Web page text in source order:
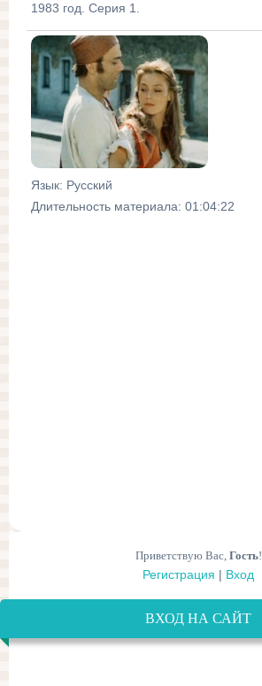
1983 год. Серия 1.
Язык: Русский
Длительность материала: 01:04:22
Приветствую Вас, Гость!
Регистрация | Вход
ВХОД НА САЙТ